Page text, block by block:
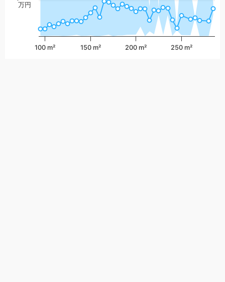
100 m² 150 m² 200 m² 250 m²
万円